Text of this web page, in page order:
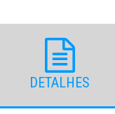
DETALHES